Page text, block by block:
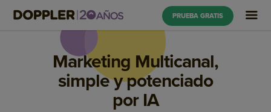
PRUEBA GRATIS
Marketing Multicanal,
simple y potenciado
por IA